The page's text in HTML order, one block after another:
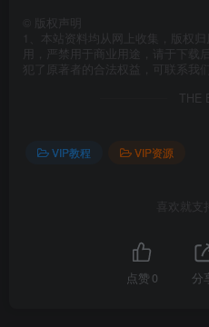
版权声明
1、本站资料均从网上收集，版权
用，严禁用于商业用途，请于下载
犯了原著者的合法权益，可联系我
THE
VIP教程 VIP资源
喜欢就
点赞 0 分